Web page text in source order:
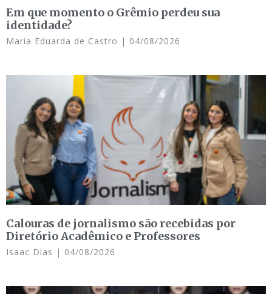
Em que momento o Grêmio perdeu sua
identidade?
Maria Eduarda de Castro 04/08/2026
Calouras de jornalismo são recebidas por
Diretório Acadêmico e Professores
Isaac Dias 04/08/2026